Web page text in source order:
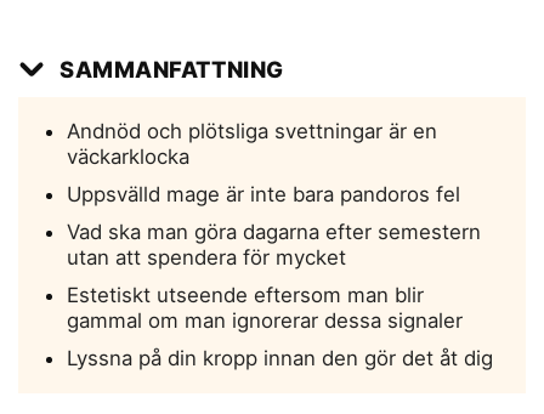
SAMMANFATTNING
Andnöd och plötsliga svettningar är en
väckarklocka
Uppsvälld mage är inte bara pandoros fel
Vad ska man göra dagarna efter semestern
utan att spendera för mycket
Estetiskt utseende eftersom man blir
gammal om man ignorerar dessa signaler
Lyssna på din kropp innan den gör det åt dig